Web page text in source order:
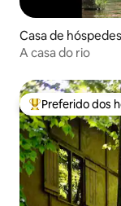
Casa de
A casa do rio
Entre os
Preferido dos